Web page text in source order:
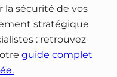
la sécurité de vos
stratégique
: retrouvez
guide complet